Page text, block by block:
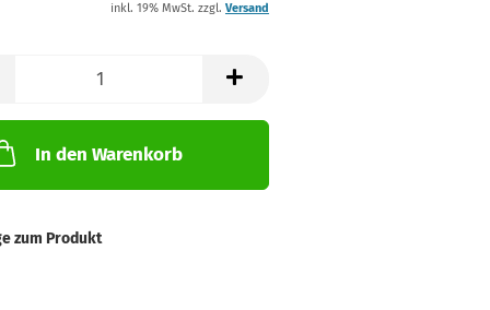
inkl. 19% MwSt. zzgl. Versand
In den Warenkorb
zum Produkt